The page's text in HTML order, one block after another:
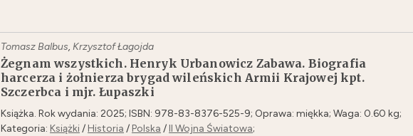
Tomasz Balbus, Krzysztof Łagojda
Żegnam wszystkich. Henryk Urbanowicz Zabawa. Biografia
harcerza i żołnierza brygad wileńskich Armii Krajowej kpt.
Szczerbca i mjr. Łupaszki
Książka. Rok wydania: 2025; ISBN: 978-83-8376-525-9; Oprawa: miękka; Waga: 0.60 kg;
Kategoria: Książki/ Historia / Polska / II Wojna Światowa;